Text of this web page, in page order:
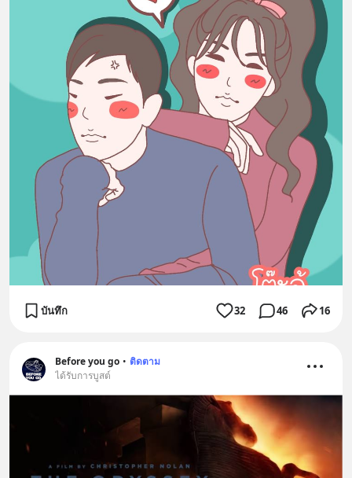
บันทึก 32 46 16
Before you go • ติดตาม
ได้รับการบูสต์